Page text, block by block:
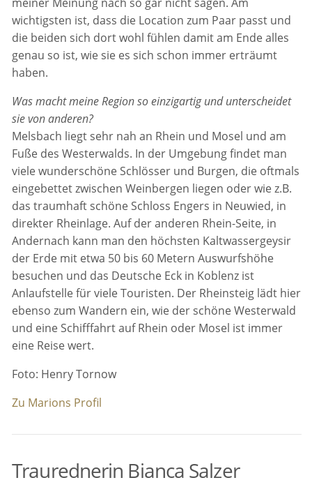
wichtigsten ist, dass die Location zum Paar passt und
die beiden sich dort wohl fühlen damit am Ende alles
genau so ist, wie sie es sich schon immer erträumt
haben.
Was macht meine Region so einzigartig und unterscheidet
sie von anderen?
Melsbach liegt sehr nah an Rhein und Mosel und am
Fuße des Westerwalds. In der Umgebung findet man
viele wunderschöne Schlösser und Burgen, die oftmals
eingebettet zwischen Weinbergen liegen oder wie z.B.
das traumhaft schöne Schloss Engers in Neuwied, in
direkter Rheinlage. Auf der anderen Rhein-Seite, in
Andernach kann man den höchsten Kaltwassergeysir
der Erde mit etwa 50 bis 60 Metern Auswurfshöhe
besuchen und das Deutsche Eck in Koblenz ist
Anlaufstelle für viele Touristen. Der Rheinsteig lädt hier
ebenso zum Wandern ein, wie der schöne Westerwald
und eine Schifffahrt auf Rhein oder Mosel ist immer
eine Reise wert.
Foto: Henry Tornow
Zu Marions Profil
Traurednerin Bianca Salzer